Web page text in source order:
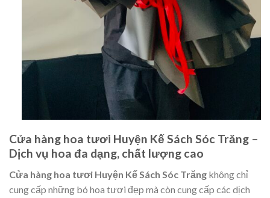
Cửa hàng hoa tươi Huyện Kế Sách Sóc Trăng –
Dịch vụ hoa đa dạng, chất lượng cao
Cửa hàng hoa tươi Huyện Kế Sách Sóc Trăng không chỉ
cung cấp những bó hoa tươi đẹp mà còn cung cấp các dịch